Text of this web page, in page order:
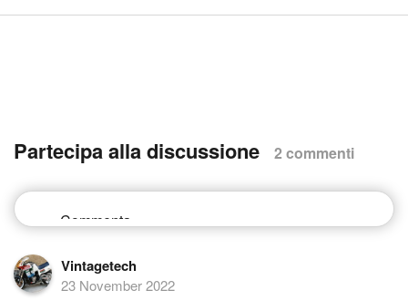
Partecipa alla discussione 2 commenti
Vintagetech
23 November 2022